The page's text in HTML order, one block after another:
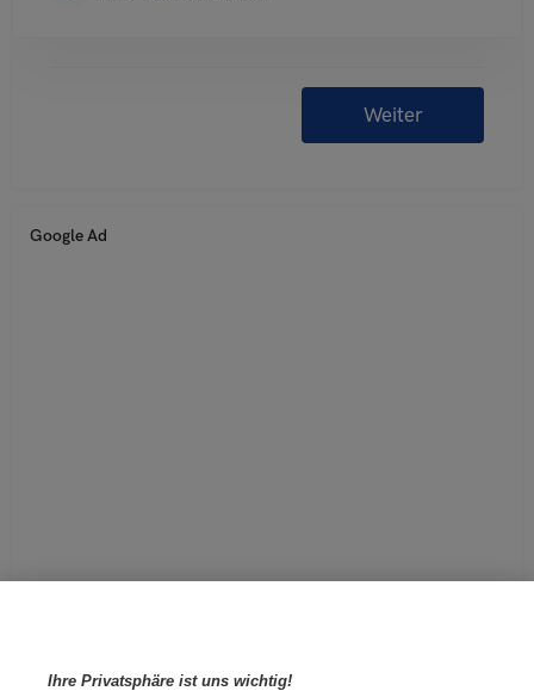
Google Ad
Ihre Privatsphäre ist uns wichtig!